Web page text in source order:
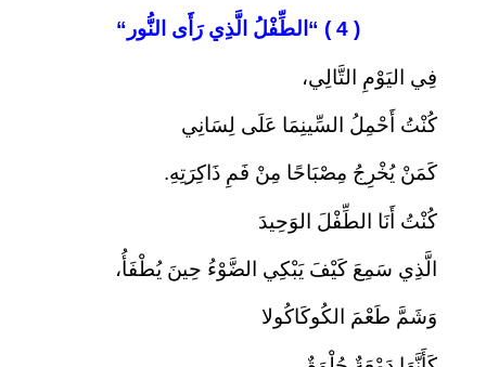
( 4 ) “ الطِّفْلُ الَّذِي رَأَى النُّور “
فِي اليَوْمِ التَّالِي،
كُنْتُ أَحْمِلُ السِّينِمَا عَلَى لِسَانِي
كَمَنْ يُخْرِجُ مِصْبَاحًا مِنْ فَمِ ذَاكِرَتِهِ.
كُنْتُ أَنَا الطِّفْلَ الوَحِيدَ
الَّذِي سَمِعَ كَيْفَ يَبْكِي الضَّوْءُ حِينَ يُطْفَأُ،
وَشَمَّ طَعْمَ الكُوكَاكُولا